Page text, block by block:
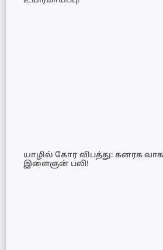
யாழில் கோர விபத்து: கனரக
இளைஞன் பலி!